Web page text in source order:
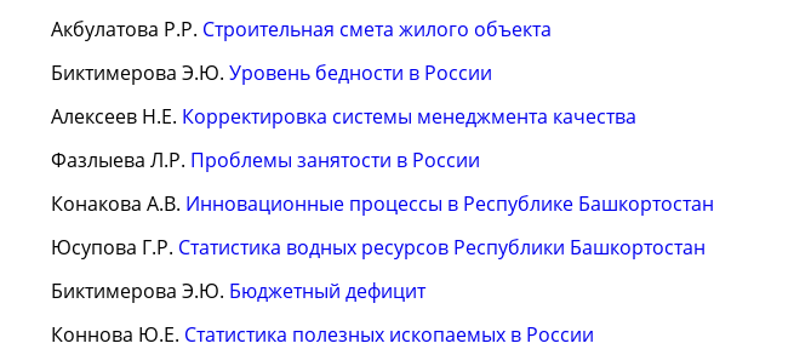
Акбулатова Р.Р. Строительная смета жилого объекта
Биктимерова Э.Ю. Уровень бедности в России
Алексеев Н.Е. Корректировка системы менеджмента качества
Фазлыева Л.Р. Проблемы занятости в России
Конакова А.В. Инновационные процессы в Республике Башкортостан
Юсупова Г.Р. Статистика водных ресурсов Республики Башкортостан
Биктимерова Э.Ю. Бюджетный дефицит
Коннова Ю.Е. Статистика полезных ископаемых в России